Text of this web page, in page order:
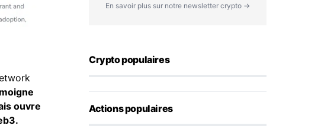
ouvre
En savoir plus sur notre newsletter crypto →
Crypto populaires
Actions populaires